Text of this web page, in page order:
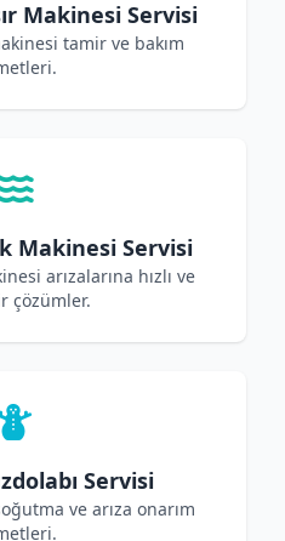
Makinesi Servisi
tamir ve bakım
Makinesi Servisi
arızalarına hızlı ve
çözümler.
Servisi
ve arıza onarım